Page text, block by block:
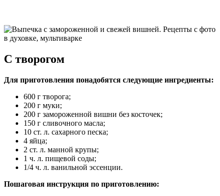
С творогом
Для приготовления понадобятся следующие ингредиенты:
600 г творога;
200 г муки;
200 г замороженной вишни без косточек;
150 г сливочного масла;
10 ст. л. сахарного песка;
4 яйца;
2 ст. л. манной крупы;
1 ч. л. пищевой соды;
1/4 ч. л. ванильной эссенции.
Пошаговая инструкция по приготовлению: